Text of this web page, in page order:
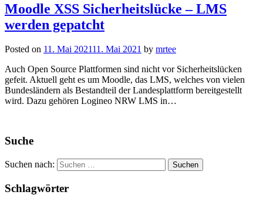
Moodle XSS Sicherheitslücke – LMS
werden gepatcht
Posted on 11. Mai 202111. Mai 2021 by mrtee
Auch Open Source Plattformen sind nicht vor Sicherheitslücken
gefeit. Aktuell geht es um Moodle, das LMS, welches von vielen
Bundesländern als Bestandteil der Landesplattform bereitgestellt
wird. Dazu gehören Logineo NRW LMS in…
Suche
Suchen nach:
Schlagwörter